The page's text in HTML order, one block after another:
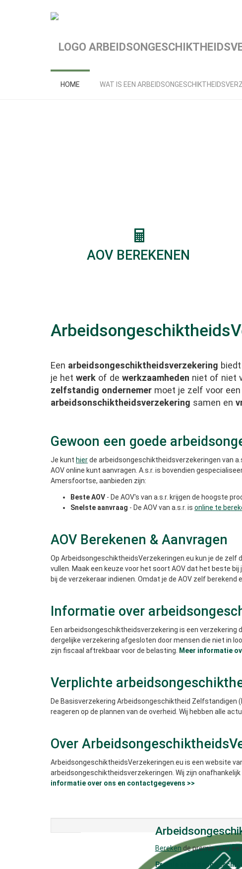
HOME WAT IS EEN
AOV BEREKENEN
Een arbeidsongeschiktheidsverzekering
je het werk of de werkzaamheden niet of niet
zelfstandig ondernemer moet je zelf voor een
arbeidsonschiktheidsverzekering samen en
Gewoon een goede
Je kunt hierde arbeidsongeschiktheidsverzekeringen van
AOV online kunt aanvragen. A.s.r. is bovendien
Amersfoortse, aanbieden zijn:
Beste AOV - De AOV's van a.s.r. krijgen de hoogste
Snelste aanvraag - De AOV van a.s.r. is online te
AOV Berekenen & Aanvragen
Op ArbeidsongeschiktheidsVerzekeringen.eu kun je de
vullen. Maak een keuze voor het soort AOV dat het beste
bij de verzekeraar indienen. Omdat je de AOV zelf
Informatie over
Een arbeidsongeschiktheidsverzekering is een
dergelijke verzekering afgesloten door mensen die niet in
zijn fiscaal aftrekbaar voor de belasting.
Meer informatie
Verplichte
De Basisverzekering Arbeidsongeschiktheid Zelfstandigen
reageren op de plannen van de overheid. Wij hebben alle
Over
ArbeidsongeschiktheidsVerzekeringen.eu is een website
arbeidsongeschiktheidsverzekeringen. Wij zijn
informatie over ons en contactgegevens >>
Bereken de premie voor
Premie